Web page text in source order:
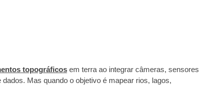
topográficosem terra ao integrar câmeras, sensores
Mas quando o objetivo é mapear rios, lagos,